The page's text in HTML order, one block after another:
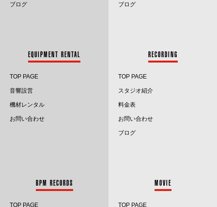
2023.4
2023.2
2023.1
ブログ ブログ
EQUIPMENT RENTAL
TOP PAGE
音響設営
機材レンタル
お問い合わせ
RECORDING
TOP PAGE
スタジオ紹介
料金表
お問い合わせ
ブログ
BPM RECORDS
TOP PAGE
MOVIE
TOP PAGE